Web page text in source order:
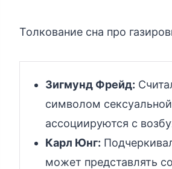
Толкование сна про
Зигмунд Фрейд:
символом
ассоциируются с
Карл Юнг:
может представлять